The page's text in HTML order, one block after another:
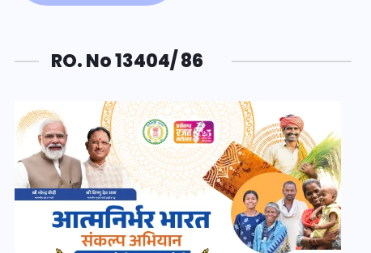
RO. No 13404/ 86